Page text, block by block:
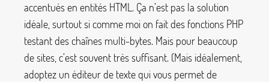
accentués en entités HTML. Ça n’est pas la solution
idéale, surtout si comme moi on fait des fonctions PHP
testant des chaînes multi-bytes. Mais pour beaucoup
de sites, c’est souvent très suffisant. (Mais idéalement,
adoptez un éditeur de texte qui vous permet de